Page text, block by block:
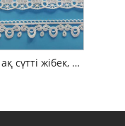
3 см ақ сүтті жібек, полиэфирлі суда еритін кесте шілтерлері